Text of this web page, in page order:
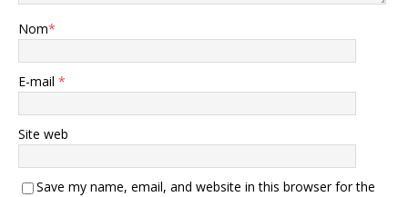
Nom*
E-mail *
Site web
Save my name, email, and website in this browser for the